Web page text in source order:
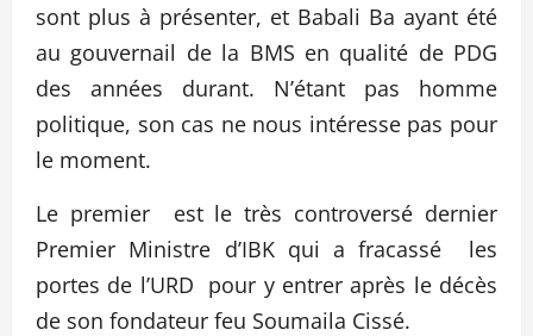
sont plus à présenter, et Babali Ba ayant été
au gouvernail de la BMS en qualité de PDG
des années durant. N’étant pas homme
politique, son cas ne nous intéresse pas pour
le moment.
Le premier est le très controversé dernier
Premier Ministre d’IBK qui a fracassé les
portes de l’URD pour y entrer après le décès
de son fondateur feu Soumaila Cissé.